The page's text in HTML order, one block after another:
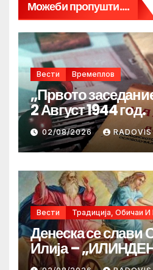
Можеби пропушти....
Вести Времеплов
„Првото
2 Август 1944 год.
02/08/2026 RADOVIS
Вести Традиција, Обичаи И
Денеска се слави
Илија –